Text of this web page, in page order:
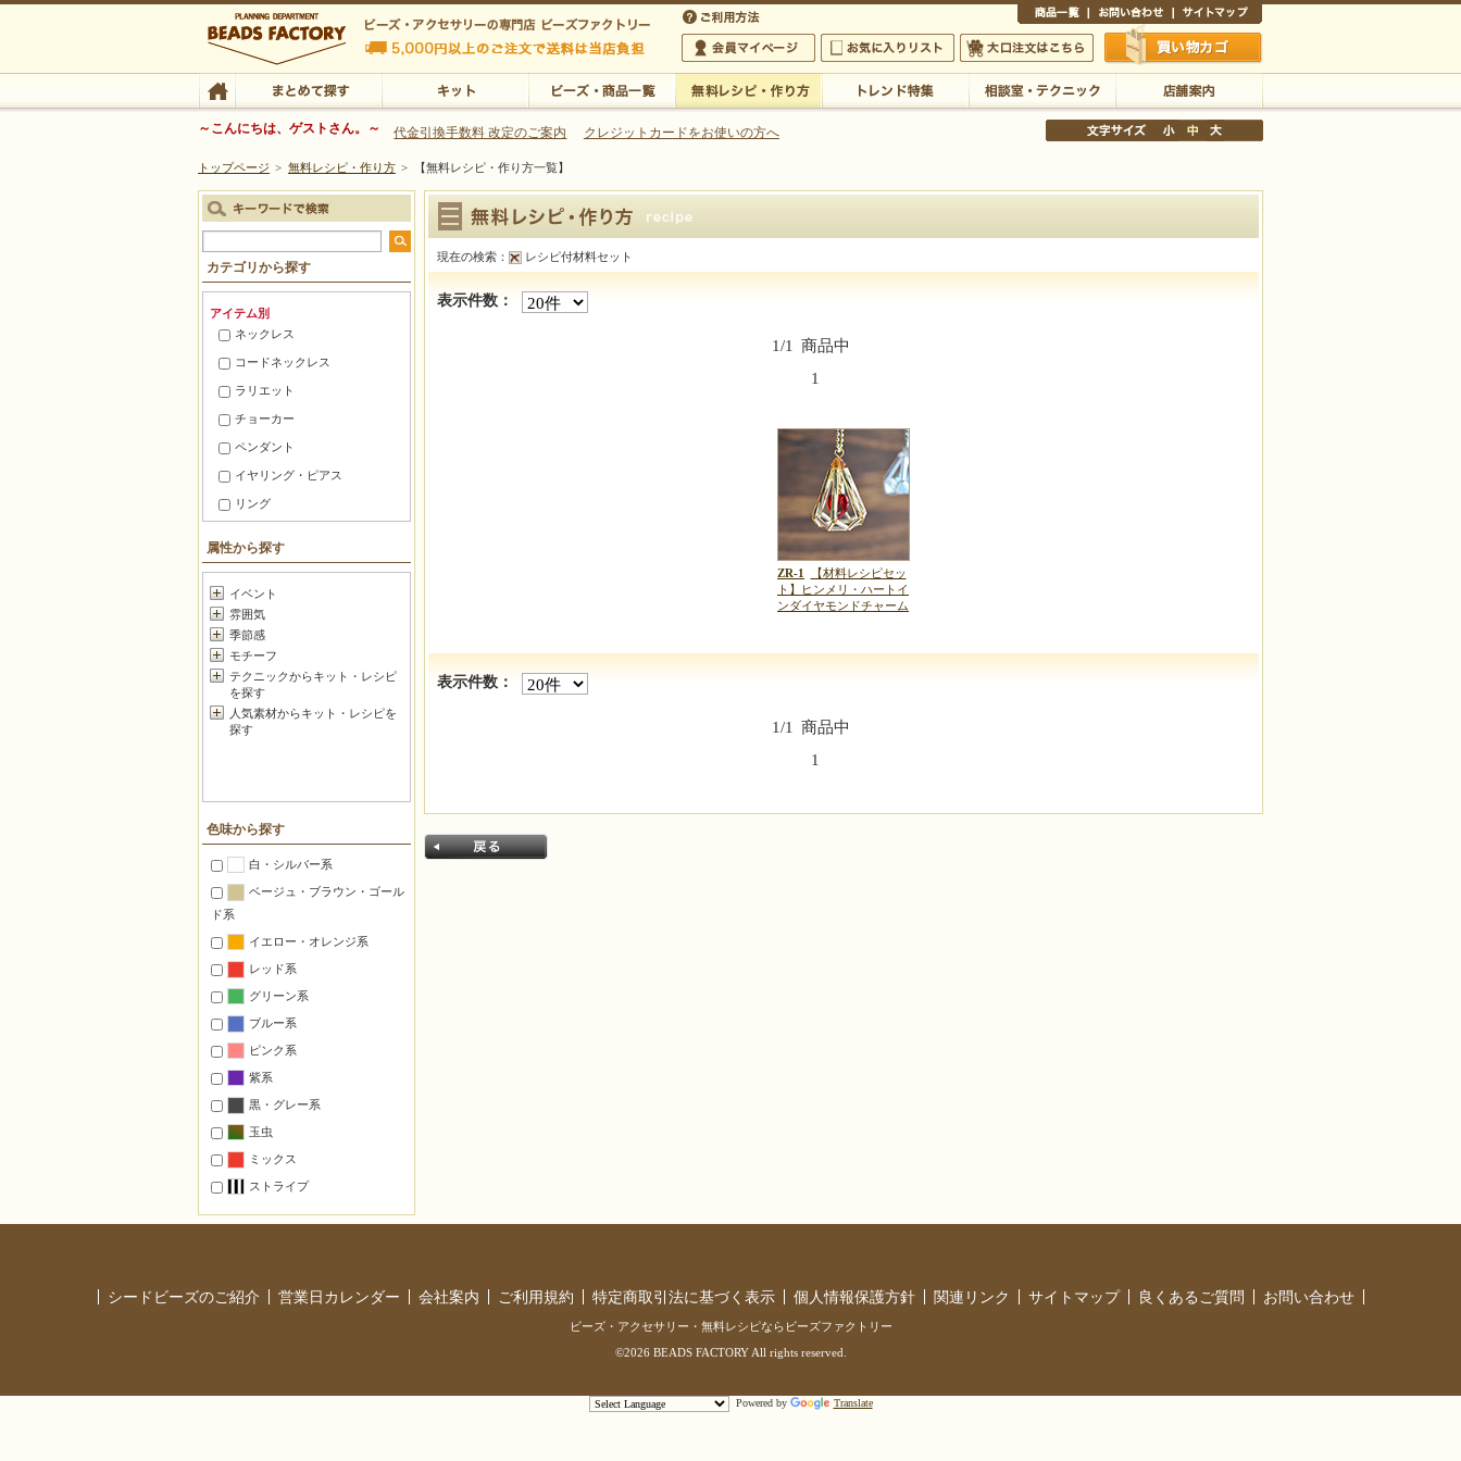
ビーズファクトリー ビーズ・パーツ・金具など・アクセサリーの専門店
ビーズ・アクセサリーの専門店 ビーズファクトリー 5,000円以上のご注文で送料は当店が負担いたします
ビーズ・アクセサリーの専門店 ビーズファクトリー 5,000円以上のご注文で送料は当店が負担いたします
会員マイページ
お気に入りリスト 大口注文はこちら 買い物かご
TOP まとめて探す キット
～こんにちは、ゲストさん。～ 代金引換手数料 改定のご案内 クレジットカードをお使いの方へ
トップページ > 無料レシピ・作り方 > 【無料レシピ・作り方一覧】
現在の検索： レシピ付材料セット
表示件数：
1/1
商品中
1
ZR-1
【材料レシピセッ
ト】ヒンメリ・ハートイ
ンダイヤモンドチャーム
表示件数：
1/1 商品中
1
カテゴリから探す
アイテム別
ネックレス
コードネックレス
ラリエット
チョーカー
ペンダント
イヤリング・ピアス
リング
ブローチ
足元アクセサリー
ヘアアクセサリー
セットアクセサリー
つるすインテリア
ファッション小物
メガネ・マスク 小物
キーホルダー・フック
チャーム
和小物・根付け
壁のインテリア
置くインテリア
モチーフのみ・基本のモチーフ
ペーパークラフト
干支
マスコット
縁起物・お守り
本に掲載された作品の材料一式
属性から探す
イベント
雰囲気
季節感
モチーフ
テクニックからキット・レシピ
を探す
人気素材からキット・レシピを
探す
色味から探す
白・シルバー系
ベージュ・ブラウン・ゴール
ド系
イエロー・オレンジ系
レッド系
グリーン系
ブルー系
ピンク系
紫系
黒・グレー系
玉虫
ミックス
ストライプ
シードビーズのご紹介 営業日カレンダー 会社案内 ご利用規約 特定商取引法に基づく表示 個人情報保護方針 関連リンク サイトマップ 良くあるご質問 お問い合わせ
ビーズ・アクセサリー・無料レシピならビーズファクトリー
©2026 BEADS FACTORY All rights reserved.
Powered by Translate